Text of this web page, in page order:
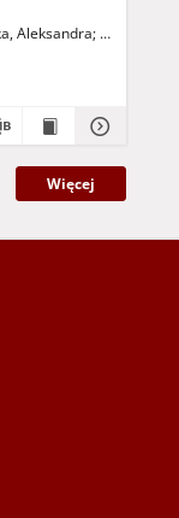
= Shaping of
slump caused
coal
Aleksandra Greinert,
Więcej